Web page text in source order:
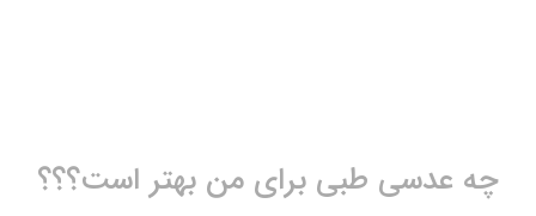
چه عدسی طبی برای من بهتر است؟؟؟